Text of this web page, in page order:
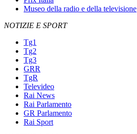
Museo della radio e della televisione
NOTIZIE E SPORT
Tg1
Tg2
Tg3
GRR
TgR
Televideo
Rai News
Rai Parlamento
GR Parlamento
Rai Sport